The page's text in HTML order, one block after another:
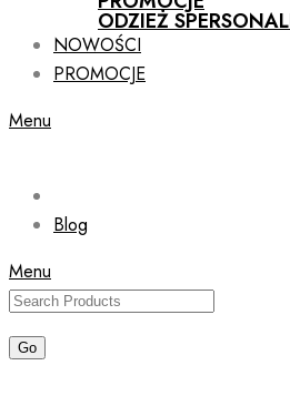
ODZIEŻ
NOWOŚCI
PROMOCJE
Menu
Blog
Menu